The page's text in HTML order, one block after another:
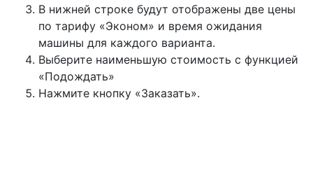
В нижней строке будут отображены две цены
по тарифу «Эконом» и время ожидания
машины для каждого варианта.
Выберите наименьшую стоимость с функцией
«Подождать»
Нажмите кнопку «Заказать».